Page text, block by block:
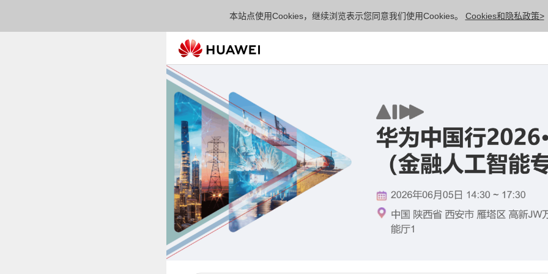
本站点使用Cookies，继续浏览表示您同意我们使用Cookies。 Cookies和隐私政策>